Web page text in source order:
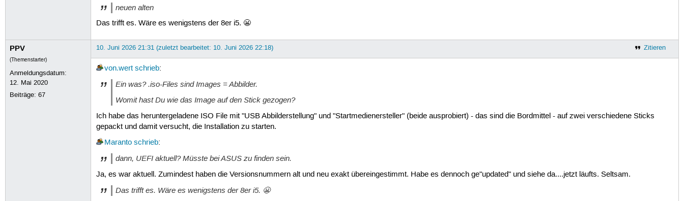
neuen alten
Das trifft es. Wäre es wenigstens der 8er i5. 😬
PPV
(Themenstarter)
Anmeldungsdatum:
12. Mai 2020
Beiträge:67
Zitieren
10. Juni 2026 21:31 (zuletzt bearbeitet: 10. Juni 2026 22:18)
von.wert schrieb:
Ein was? .iso-Files sindImages = Abbilder.
Womithast Du wiedas Image auf den Stick gezogen?
Ich habe das heruntergeladene ISO File mit "USB Abbilderstellung" und "Startmedienersteller" (beide ausprobiert) - das sind die Bordmittel - auf zwei verschiedene Sticks
gepackt und damit versucht, die Installation zu starten.
Maranto schrieb:
dann, UEFI aktuell? Müsste bei ASUS zu finden sein.
Ja, es war aktuell. Zumindest haben die Versionsnummern alt und neu exakt übereingestimmt. Habe es dennoch ge"updated" und siehe da....jetzt läufts. Seltsam.
Das trifft es. Wäre es wenigstens der 8er i5. 😬